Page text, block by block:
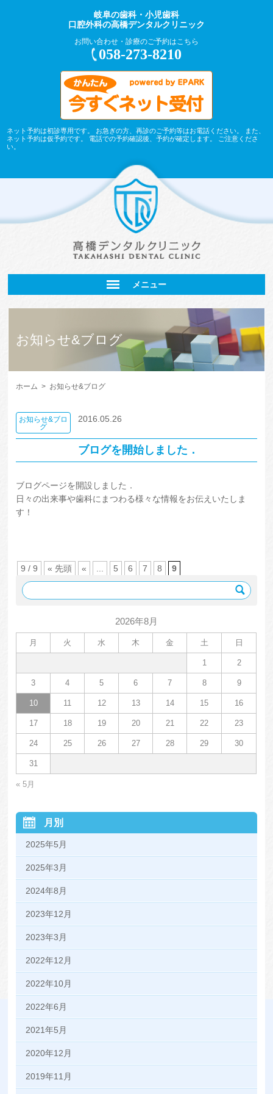
岐阜の歯科・小児歯科
口腔外科の高橋デンタルクリニック
お問い合わせ・診療のご予約はこちら
058-273-8210
ネット予約は初診専用です。 お急ぎの方、再診のご予約等はお電話ください。 また、
ネット予約は仮予約です。 電話での予約確認後、予約が確定します。 ご注意くださ
い。
メニュー
お知らせ&ブログ
ホーム > お知らせ&ブログ
お知らせ&ブロ
グ
2016.05.26
ブログを開始しました．
ブログページを開設しました．
日々の出来事や歯科にまつわる様々な情報をお伝えいたしま
す！
9 / 9 « 先頭 « 5 6 7 8 9
2026年8月
月 火 水 木 金 土 日
« 5月
1 2
3 4 5 6 7 8 9
10 11 12 13 14 15 16
17 18 19 20 21 22 23
24 25 26 27 28 29 30
31
月別
2025年5月
2025年3月
2024年8月
2023年12月
2023年3月
2022年12月
2022年10月
2022年6月
2021年5月
2020年12月
2019年11月